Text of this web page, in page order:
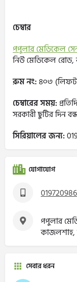
চেম্বার
পপুলার মেডিকেল
নিউ মেডিকেল
রুম নং:৪০৩
চেম্বারের সময়:
সরকারী ছুটির দিন
সিরিয়ালের জন্য:
যোগাযোগ
পপুলার
কাজলশাহ,
সেবার ধরন